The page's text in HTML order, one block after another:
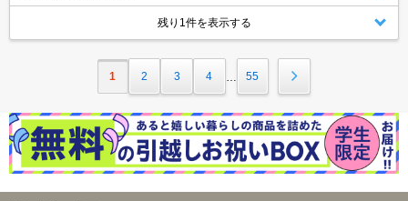
残り1件を表示する
1 2 3 4 55